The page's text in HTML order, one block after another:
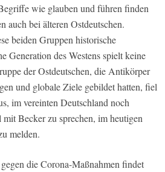
wie glauben und führen finden
auch bei älteren Ostdeutschen.
beiden Gruppen historische
Generation des Westens spielt keine
der Ostdeutschen, die Antikörper
und globale Ziele gebildet hatten, fiel
im vereinten Deutschland noch
Becker zu sprechen, im heutigen
melden.
die Corona-Maßnahmen findet